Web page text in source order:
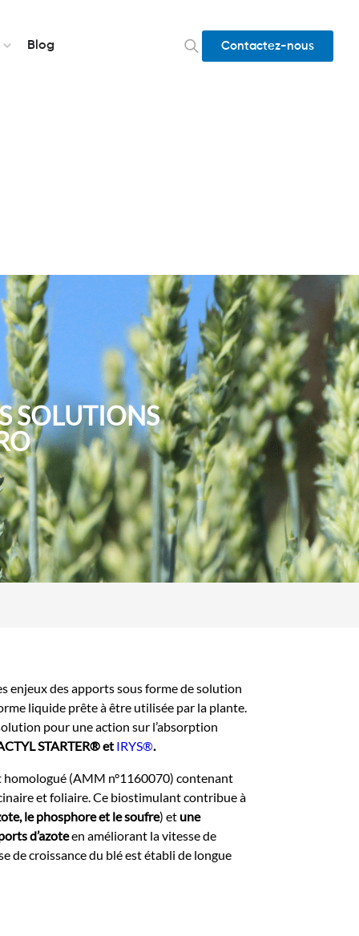
Blog Contactez-nous
SOLUTIONS
enjeux des apports sous forme de solution
liquide prête à être utilisée par la plante.
pour une action sur l’absorption
STARTER® et IRYS®.
homologué (AMM n°1160070) contenant
et foliaire. Ce biostimulant contribue à
le phosphore et le soufre) et une
d’azoteen améliorant la vitesse de
de croissance du blé est établi de longue